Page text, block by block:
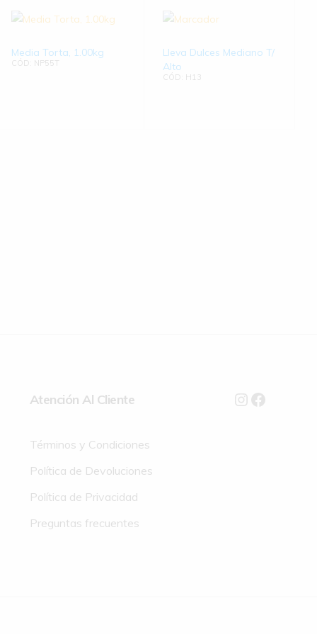
Media Torta, 1.00kg
CÓD: NP55T
Lleva Dulces Mediano T/
Alto
CÓD: H13
Atención Al Cliente
Términos y Condiciones
Política de Devoluciones
Política de Privacidad
Preguntas frecuentes